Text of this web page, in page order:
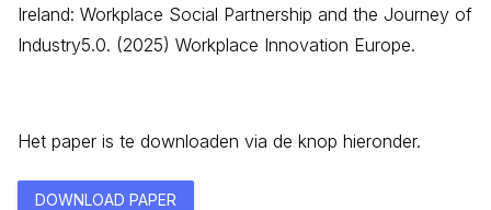
Ireland: Workplace Social Partnership and the Journey of
Industry5.0. (2025) Workplace Innovation Europe.
Het paper is te downloaden via de knop hieronder.
DOWNLOAD PAPER